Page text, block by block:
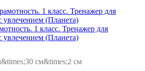
1 класс. Тренажер для
(Планета)
см&times;2 см